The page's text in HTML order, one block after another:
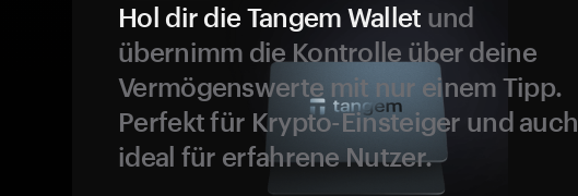
Hol dir die Tangem Wallet und
übernimm die Kontrolle über deine
Vermögenswerte mit nur einem Tipp.
Perfekt für Krypto-Einsteiger und auch
ideal für erfahrene Nutzer.